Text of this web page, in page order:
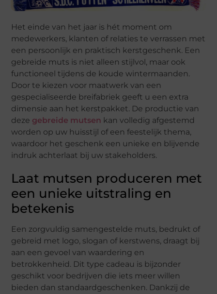
Het einde van het jaar is hét moment om
medewerkers, klanten of relaties te verrassen met
een persoonlijk en praktisch kerstgeschenk. Een
gebreide muts is niet alleen stijlvol, maar ook
functioneel tijdens de koude wintermaanden.
Door te kiezen voor maatwerk van een
gespecialiseerde breifabriek geeft u een extra
dimensie aan het kerstpakket. De productie van
deze gebreide mutsen kan volledig afgestemd
worden op uw huisstijl of een feestelijk thema,
waardoor het geschenk een unieke en blijvende
indruk achterlaat bij uw stakeholders.
Laat mutsen produceren met
een unieke uitstraling en
betekenis
Een zorgvuldig samengestelde muts, bedrukt of
gebreid met logo, slogan of kerstwens, draagt bij
aan een gevoel van waardering en
betrokkenheid. Dit type cadeau is bijzonder
geschikt voor bedrijven die iets meer willen
bieden dan standaardgeschenken. Dankzij de